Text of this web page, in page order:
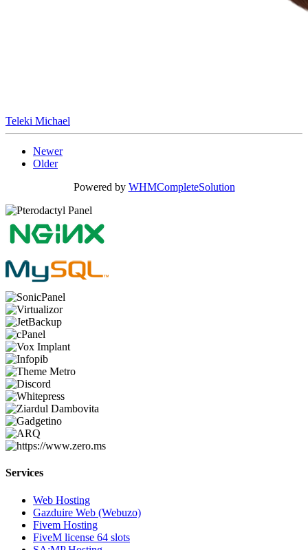
Teleki Michael
Newer
Older
Powered by WHMCompleteSolution
Services
Web Hosting
Gazduire Web (Webuzo)
Fivem Hosting
FiveM license 64 slots